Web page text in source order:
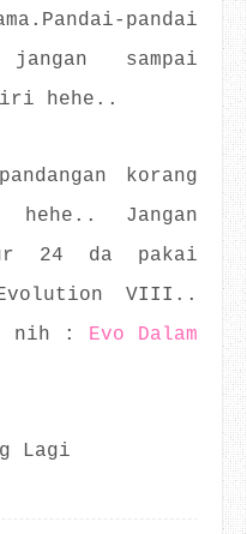
pandai
sampai
hehe..
korang
hehe.. Jangan
24 da pakai
VIII..
nih : Evo Dalam
Lagi